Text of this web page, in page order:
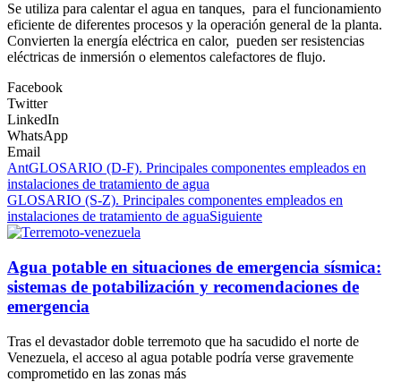
Se utiliza para calentar el agua en tanques, para el funcionamiento
eficiente de diferentes procesos y la operación general de la planta.
Convierten la energía eléctrica en calor, pueden ser resistencias
eléctricas de inmersión o elementos calefactores de flujo.
Facebook
Twitter
LinkedIn
WhatsApp
Email
AntGLOSARIO (D-F). Principales componentes empleados en
instalaciones de tratamiento de agua
GLOSARIO (S-Z). Principales componentes empleados en
instalaciones de tratamiento de aguaSiguiente
Agua potable en situaciones de emergencia sísmica:
sistemas de potabilización y recomendaciones de
emergencia
Tras el devastador doble terremoto que ha sacudido el norte de
Venezuela, el acceso al agua potable podría verse gravemente
comprometido en las zonas más